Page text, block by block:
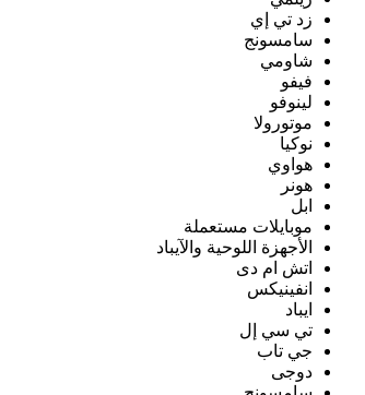
زد تي إي
سامسونج
شاومي
فيفو
لينوفو
موتورولا
نوكيا
هواوي
هونر
ابل
موبايلات مستعملة
الأجهزة اللوحية والآيباد
اتش ام دى
انفينيكس
ايباد
تي سي إل
جي تاب
دوجى